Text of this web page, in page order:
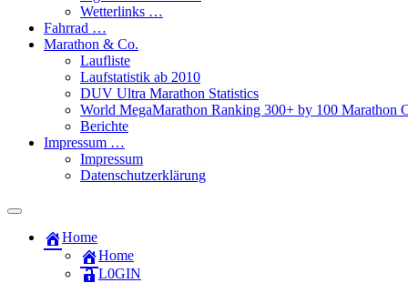
Wetterlinks …
Fahrrad …
Marathon & Co.
Laufliste
Laufstatistik ab 2010
DUV Ultra Marathon Statistics
World MegaMarathon Ranking 300+ by 100 Marathon
Berichte
Impressum …
Impressum
Datenschutzerklärung
Toggle
field
Home
Home
L​0​​GIN